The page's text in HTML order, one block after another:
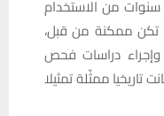
سنوات من الاستخدام
تكن ممكنة من قبل،
دراسات فحص
ممثّلة تمثيلا